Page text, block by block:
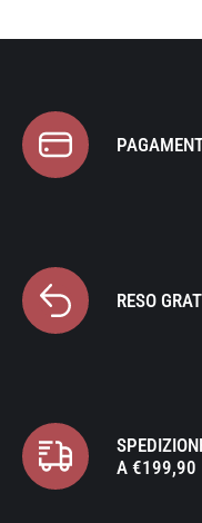
RESO
A €199,90